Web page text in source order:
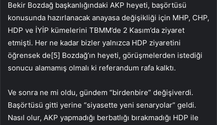
Bekir Bozdağ başkanlığındaki AKP heyeti, başörtüsü
konusunda hazırlanacak anayasa değişikliği için MHP, CHP,
HDP ve İYİP kümelerini TBMM’de 2 Kasım’da ziyaret
etmişti. Her ne kadar bizler yalnızca HDP ziyaretini
öğrensek de[5] Bozdağ’ın heyeti, görüşmelerden istediği
sonucu alamamış olmalı ki referandum rafa kalktı.
Ve sonra ne mi oldu, gündem “birdenbire” değişiverdi.
Başörtüsü gitti yerine “siyasette yeni senaryolar” geldi.
Nasıl olur, AKP yapmadığı berbatlığı bırakmadığı HDP ile